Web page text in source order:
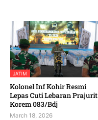
JATIM
Kolonel Inf Kohir Resmi
Lepas Cuti Lebaran Prajurit
Korem 083/Bdj
March 18, 2026